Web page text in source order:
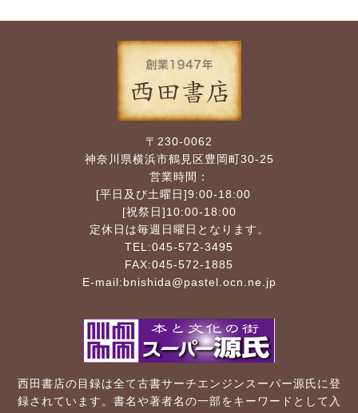
〒230-0062
神奈川県横浜市鶴見区豊岡町30-25
営業時間：
[平日及び土曜日]9:00-18:00
[祝祭日]10:00-18:00
定休日は毎週日曜日となります。
TEL:045-572-3495
FAX:045-572-1885
E-mail:bnishida@pastel.ocn.ne.jp
西田書店の目録は全て古書サーチエンジンスーパー源氏に登
録されています。書名や著者名の一部をキーワードとして入